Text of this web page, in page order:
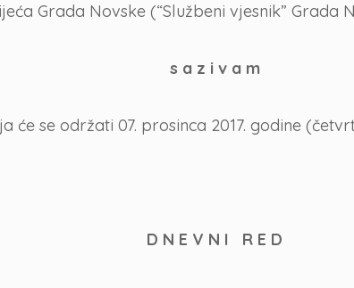
Grada Novske (“Službeni vjesnik” Grada
s a z i v a m
će se održati 07. prosinca 2017. godine
D N E V N I R E D